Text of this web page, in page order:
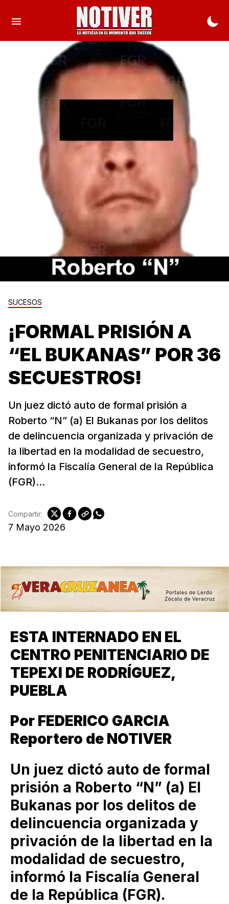
SUCESOS
¡FORMAL PRISIÓN A
“EL BUKANAS” POR 36
SECUESTROS!
Un juez dictó auto de formal prisión a
Roberto “N” (a) El Bukanas por los delitos
de delincuencia organizada y privación de
la libertad en la modalidad de secuestro,
informó la Fiscalía General de la República
(FGR)...
7 Mayo 2026
Compartir:
ESTA INTERNADO EN EL
CENTRO PENITENCIARIO DE
TEPEXI DE RODRÍGUEZ,
PUEBLA
Por FEDERICO GARCIA
Reportero de NOTIVER
Un juez dictó auto de formal
prisión a Roberto “N” (a) El
Bukanas por los delitos de
delincuencia organizada y
privación de la libertad en la
modalidad de secuestro,
informó la Fiscalía General
de la República (FGR).